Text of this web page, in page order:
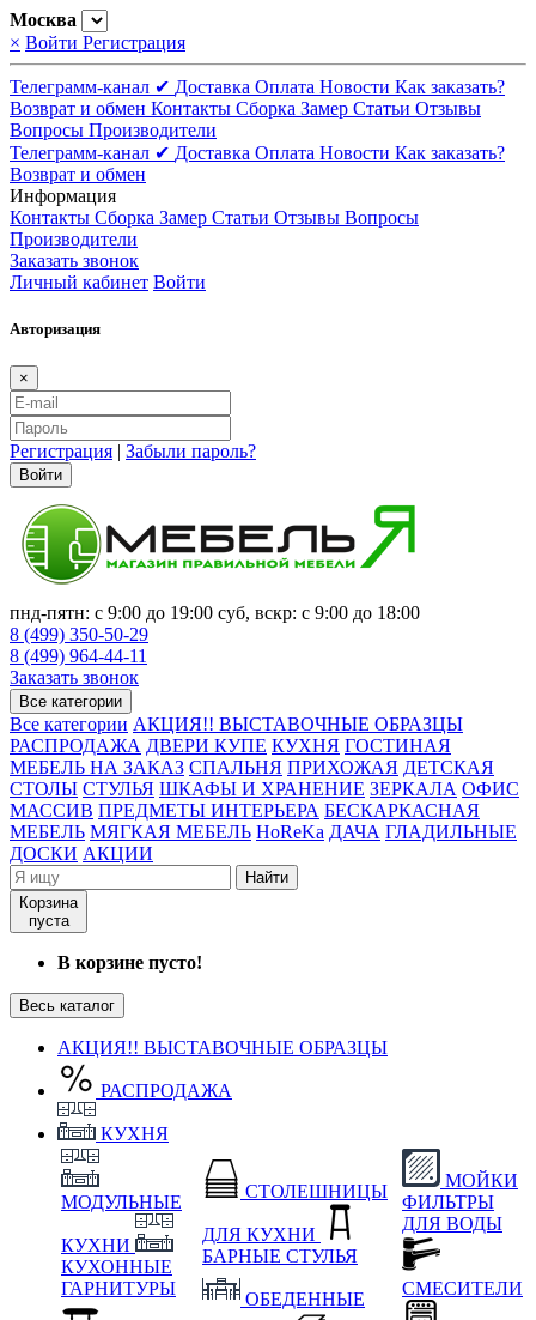
Москва
× Войти Регистрация
Телеграмм-канал ✔ Доставка Оплата Новости Как заказать?
Возврат и обмен Контакты Сборка Замер Статьи Отзывы
Вопросы Производители
Телеграмм-канал ✔ Доставка Оплата Новости Как заказать?
Возврат и обмен
Информация
Контакты Сборка Замер Статьи Отзывы Вопросы
Производители
Заказать звонок
Личный кабинет Войти
Авторизация
×
Регистрация | Забыли пароль?
Войти
пнд-пятн: с 9:00 до 19:00 суб, вскр: с 9:00 до 18:00
8 (499) 350-50-29
8 (499) 964-44-11
Заказать звонок
Все категории
Все категории АКЦИЯ!! ВЫСТАВОЧНЫЕ ОБРАЗЦЫ
РАСПРОДАЖА ДВЕРИ КУПЕ КУХНЯ ГОСТИНАЯ
МЕБЕЛЬ НА ЗАКАЗ СПАЛЬНЯ ПРИХОЖАЯ ДЕТСКАЯ
СТОЛЫ СТУЛЬЯ ШКАФЫ И ХРАНЕНИЕ ЗЕРКАЛА ОФИС
МАССИВ ПРЕДМЕТЫ ИНТЕРЬЕРА БЕСКАРКАСНАЯ
МЕБЕЛЬ МЯГКАЯ МЕБЕЛЬ HoReKa ДАЧА ГЛАДИЛЬНЫЕ
ДОСКИ АКЦИИ
Найти
Корзина
пуста
В корзине пусто!
Весь каталог
АКЦИЯ!! ВЫСТАВОЧНЫЕ ОБРАЗЦЫ
РАСПРОДАЖА
КУХНЯ
МОДУЛЬНЫЕ
КУХНИ
КУХОННЫЕ
ГАРНИТУРЫ
СТОЛЕШНИЦЫ
ДЛЯ КУХНИ
БАРНЫЕ СТУЛЬЯ
ОБЕДЕННЫЕ
МОЙКИ
ФИЛЬТРЫ
ДЛЯ ВОДЫ
СМЕСИТЕЛИ